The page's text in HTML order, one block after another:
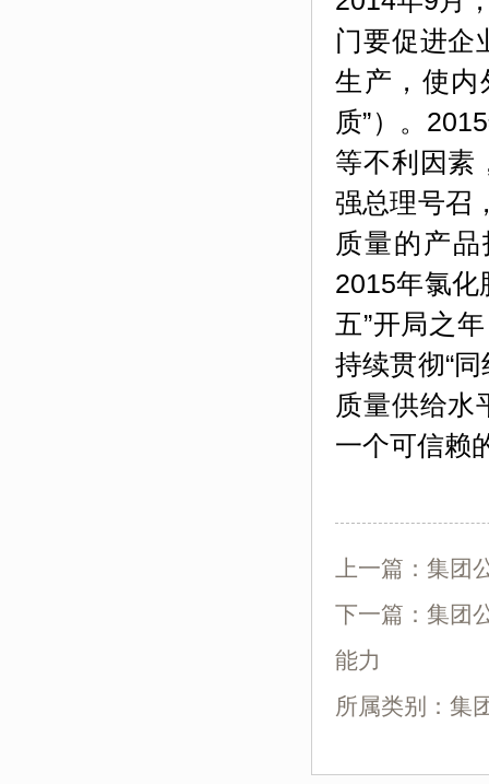
门要促进企
生产，使内
质”）。
等不利因素
强总理号召
质量的产
2015年氯化
五”开局之
持续贯彻“同
质量供给水
一个可信赖
上一篇： 集团
下一篇： 集团
能力
所属类别：集